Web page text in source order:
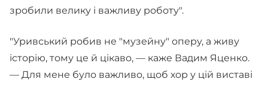
зробили велику і важливу роботу".
"Уривський робив не "музейну" оперу, а живу
історію, тому це й цікаво, — каже Вадим Яценко.
— Для мене було важливо, щоб хор у цій виставі